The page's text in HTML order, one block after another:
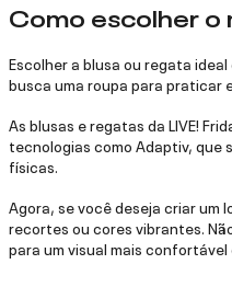
Como escolher o
Escolher a blusa ou regata
busca uma roupa para praticar
As blusas e regatas da LIVE!
tecnologias como Adaptiv, que
físicas.
Agora, se você deseja criar um
recortes ou cores vibrantes.
para um visual mais